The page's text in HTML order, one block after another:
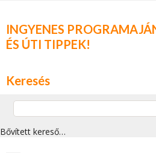
INGYENES
ÉS ÚTI TIPPEK!
Keresés
Bővített kereső…